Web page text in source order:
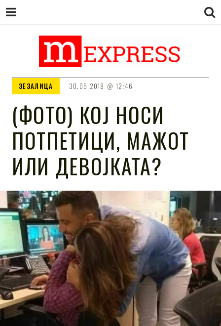
M EXPRESS
ЗЕЗАЛИЦА 30.05.2018 12:46
(ФОТО) КОЈ НОСИ
ПОТПЕТИЦИ, МАЖОТ
ИЛИ ДЕВОЈКАТА?